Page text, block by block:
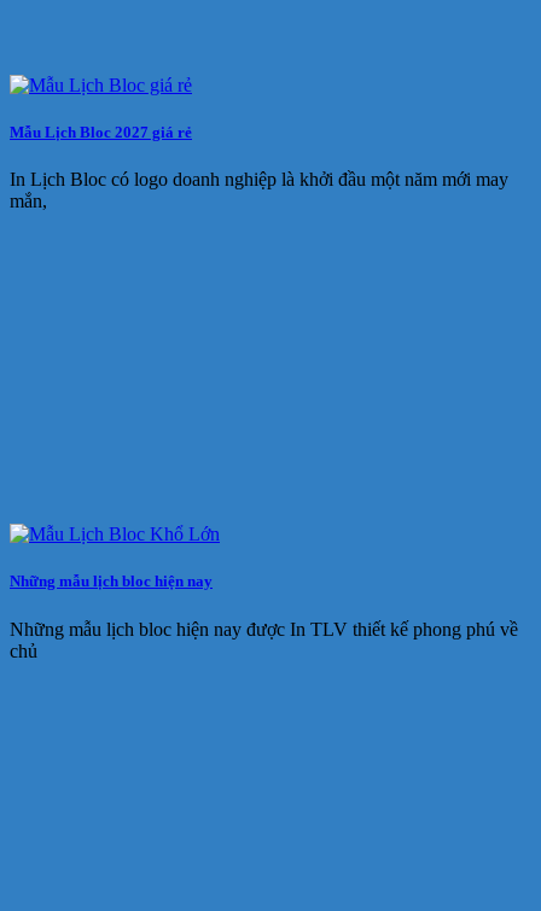
Mẫu Lịch Bloc 2027 giá rẻ
In Lịch Bloc có logo doanh nghiệp là khởi đầu một năm mới may
mắn,
Những mẫu lịch bloc hiện nay
Những mẫu lịch bloc hiện nay được In TLV thiết kế phong phú về
chủ